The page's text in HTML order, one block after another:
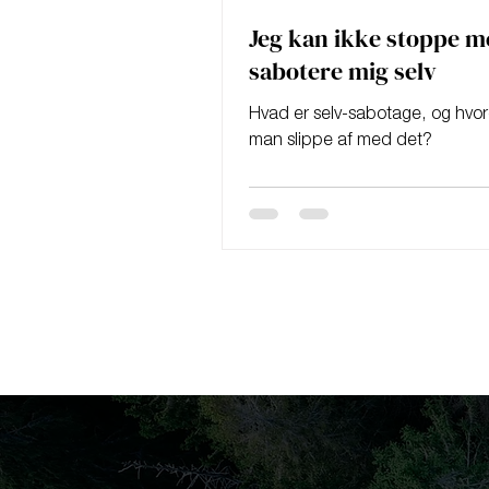
Jeg kan ikke stoppe
sabotere mig selv
Hvad er selv-sabotage, og
man slippe af med det?